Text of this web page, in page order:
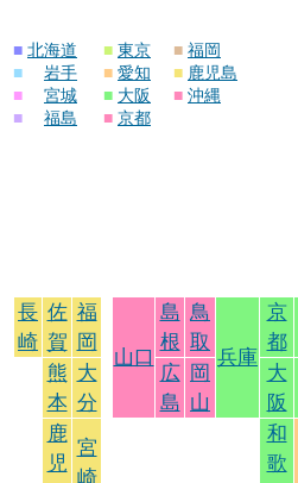
■ 北海道
■
岩手
■
宮城
■
福島
■ 東京
■ 愛知
■ 大阪
■ 京都
■ 福岡
■ 鹿児島
■ 沖縄
長
崎
佐
賀
福
岡
山口
島
根
鳥
取
兵庫
京
都
熊
本
大
分
広
島
岡
山
大
阪
鹿
児
宮
崎
和
歌